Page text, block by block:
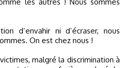
d’envahir ni d’écraser, nous
On est chez nous !
malgré la discrimination à